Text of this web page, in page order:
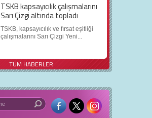
TSKB kapsayıcılık çalışmalarını
Sarı Çizgi altında topladı
TSKB, kapsayıcılık ve fırsat eşitliği
çalışmalarını Sarı Çizgi Yeni...
TÜM HABERLER